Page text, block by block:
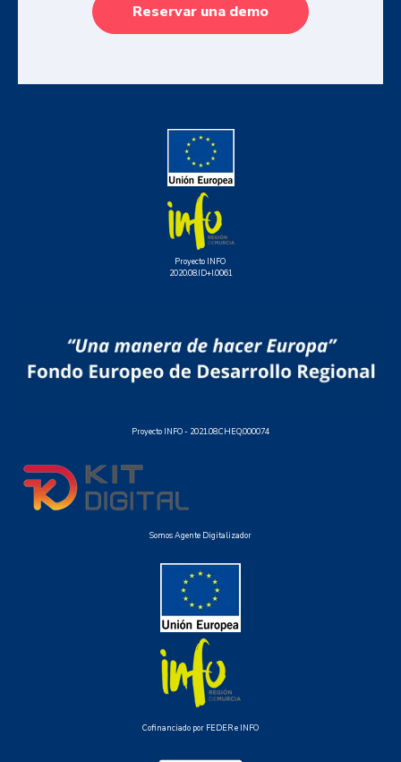
Reservar una demo
Proyecto INFO
2020.08.ID+I.0061
Proyecto INFO - 2021.08.CHEQ.000074
Somos Agente Digitalizador
Cofinanciado por FEDER e INFO